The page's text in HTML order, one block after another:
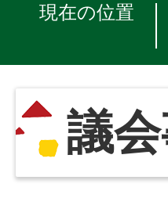
現在の位置
議